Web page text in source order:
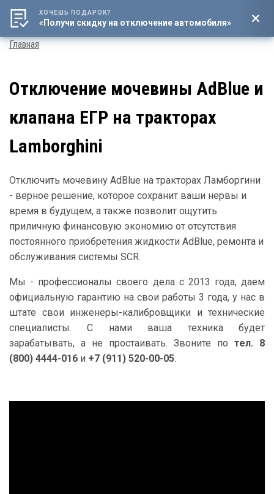
8 (800) 4444-016
Строка
Главная
Отключение мочевины AdBlue и
клапана ЕГР на тракторах
Lamborghini
Отключить мочевину AdBlue на тракторах Ламборгини
- верное решение, которое сохранит ваши нервы и
время в будущем, а также позволит ощутить
приличную финансовую экономию от отсутствия
постоянного приобретения жидкости AdBlue, ремонта и
обслуживания системы SCR.
Мы - профессионалы своего дела с 2013 года, даем
официальную гарантию на свои работы 3 года, у нас в
штате свои инженеры-калибровщики и технические
специалисты. С нами ваша техника будет
зарабатывать, а не простаивать. Звоните по тел. 8
(800) 4444-016 и +7 (911) 520-00-05.
ХОЧЕШЬ ПОДАРОК?
«Получи скидку на отключение автомобиля»